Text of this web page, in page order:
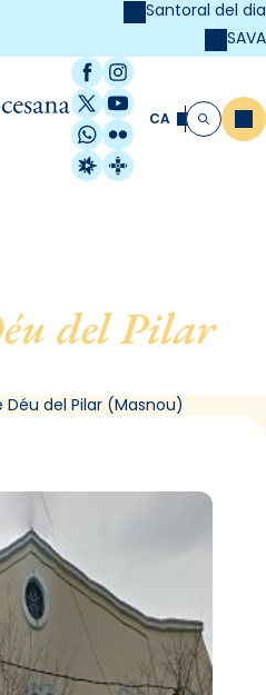
Santoral del dia
SAVA
Facebook
Instagram
X / Twitter
YouTube
WhatsApp
Flickr
Radio Estel
Catalunya
CA Cerca
del Pilar,
Déu del Pilar (Masnou)